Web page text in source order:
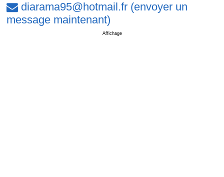
diarama95@hotmail .fr (envoyer un
message maintenant)
Affichage